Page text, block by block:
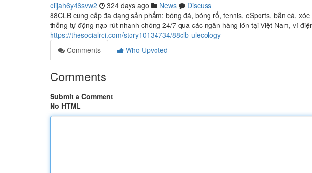
elijah6y46svw2 324 days ago News
Discuss
88CLB cung cấp đa dạng sản phẩm: bóng đá, bóng rổ, tennis, eSports, bắn cá,
thống tự động nạp rút nhanh chóng 24/7 qua các ngân hàng lớn tại Việt Nam, ví
https://thesocialroi.com/story10134734/88clb-ulecology
Comments
Who Upvoted
Comments
Submit a Comment
No HTML